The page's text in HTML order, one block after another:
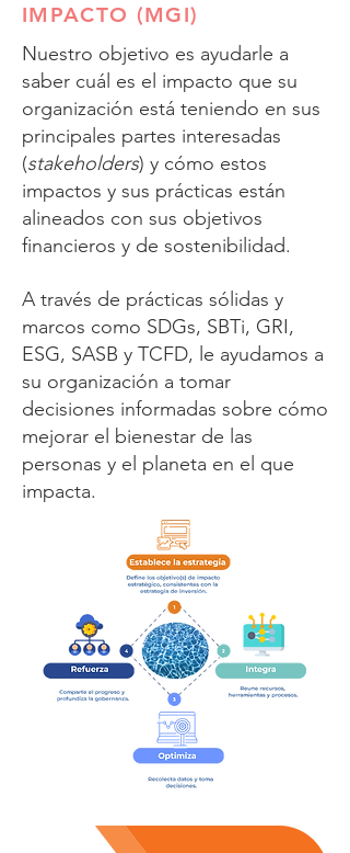
IMPACTO (MGI)
Nuestro objetivo es ayudarle a
saber cuál es el impacto que su
organización está teniendo en sus
principales partes interesadas
(stakeholders) y cómo estos
impactos y sus prácticas están
alineados con sus objetivos
financieros y de sostenibilidad.
A través de prácticas sólidas y
marcos como SDGs, SBTi, GRI,
ESG, SASB y TCFD, le ayudamos a
su organización a tomar
decisiones informadas sobre cómo
mejorar el bienestar de las
personas y el planeta en el que
impacta.